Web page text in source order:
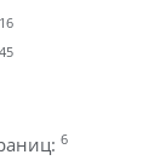
16
45
6